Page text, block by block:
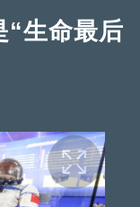
“生命最后